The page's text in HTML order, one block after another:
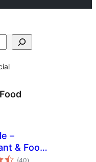
Food
–
& Food
(40total
)